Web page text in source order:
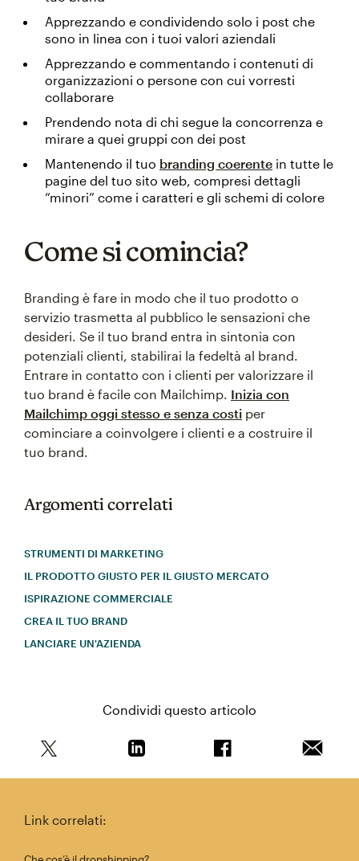
Apprezzando e condividendo solo i post che
sono in linea con i tuoi valori aziendali
Apprezzando e commentando i contenuti di
organizzazioni o persone con cui vorresti
collaborare
Prendendo nota di chi segue la concorrenza e
mirare a quei gruppi con dei post
Mantenendo il tuo branding coerente in tutte le
pagine del tuo sito web, compresi dettagli
“minori” come i caratteri e gli schemi di colore
Come si comincia?
Branding è fare in modo che il tuo prodotto o
servizio trasmetta al pubblico le sensazioni che
desideri. Se il tuo brand entra in sintonia con
potenziali clienti, stabilirai la fedeltà al brand.
Entrare in contatto con i clienti per valorizzare il
tuo brand è facile con Mailchimp. Inizia con
Mailchimp oggi stesso e senza costi per
cominciare a coinvolgere i clienti e a costruire il
tuo brand.
Argomenti correlati
STRUMENTI DI MARKETING
IL PRODOTTO GIUSTO PER IL GIUSTO MERCATO
ISPIRAZIONE COMMERCIALE
CREA IL TUO BRAND
LANCIARE UN'AZIENDA
Condividi questo articolo
Link correlati: